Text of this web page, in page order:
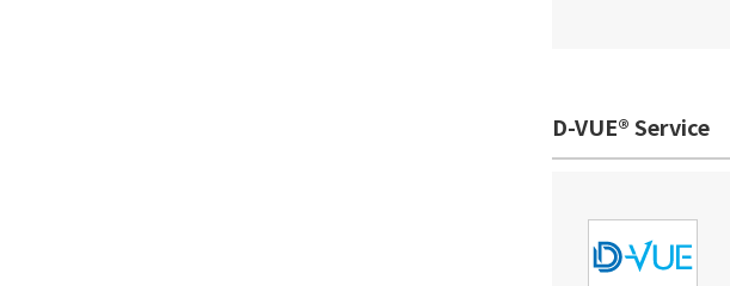
D-VUE® Service